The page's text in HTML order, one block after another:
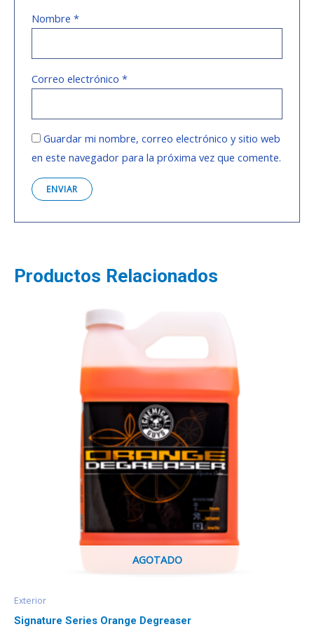
Nombre*
Correo electrónico*
Guardar mi nombre, correo electrónico y sitio web
en este navegador para la próxima vez que comente.
Productos Relacionados
AGOTADO
Exterior
Signature Series Orange Degreaser